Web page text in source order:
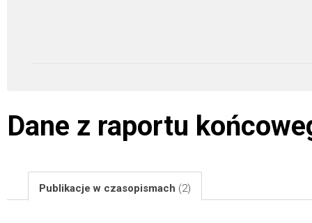
Dane z raportu
Publikacje w czasopismach (2)